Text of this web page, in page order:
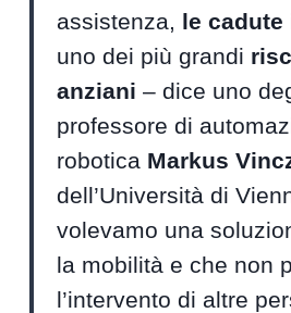
assistenza, le cadute
uno dei più grandi
anziani – dice uno
professore di
robotica Markus
dell’Università di
volevamo una
la mobilità e che non
l’intervento di altre